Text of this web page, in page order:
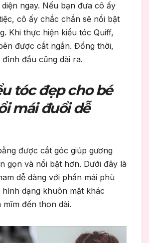
diện ngay. Nếu bạn đưa cô ấy
cô ấy chắc chắn sẽ nổi bật
Khi thực hiện kiểu tóc Quiff,
được cắt ngắn. Đồng thời,
đầu cũng dài ra.
tóc đẹp cho bé
mái đuổi dễ
được cắt góc giúp gương
gọn và nổi bật hơn. Dưới đây là
dễ dàng với phần mái phù
dạng khuôn mặt khác
mĩm đến thon dài.